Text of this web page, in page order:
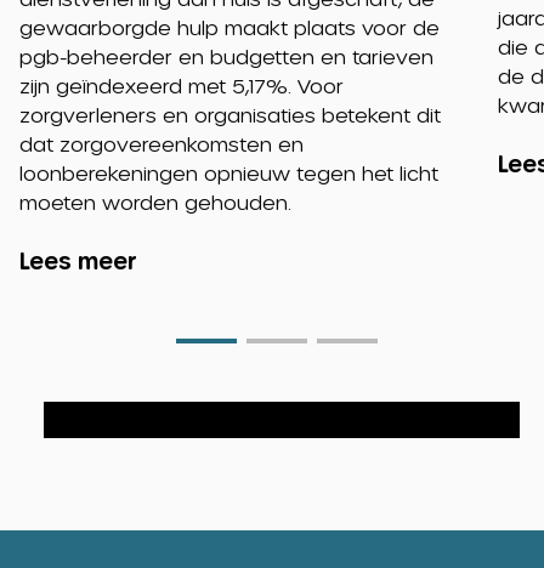
gewaarborgde hulp maakt plaats voor de
pgb-beheerder en budgetten en tarieven
zijn geïndexeerd met 5,17%. Voor
zorgverleners en organisaties betekent dit
dat zorgovereenkomsten en
loonberekeningen opnieuw tegen het licht
moeten worden gehouden.
Lees meer
die
de
0
1
2